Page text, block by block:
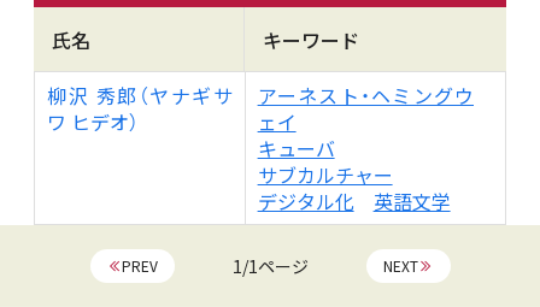
氏名
キーワード
柳沢 秀郎（ヤナギサ
ワ ヒデオ）
アーネスト・ヘミングウ
ェイ
キューバ
サブカルチャー
デジタル化
英語文学
PREV 1/1ページ NEXT